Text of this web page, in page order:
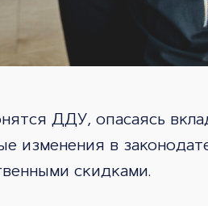
ДДУ, опасаясь
изменения в
скидками.